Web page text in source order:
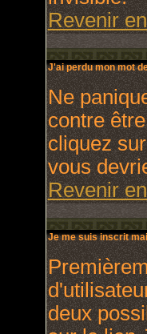
Revenir
J'ai perdu mon mot
Ne
contre
cliquez
vous
Revenir
Je me suis inscrit
deux